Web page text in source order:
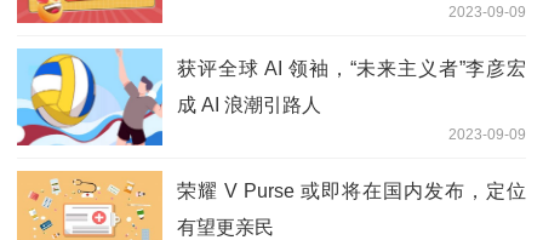
2023-09-09
获评全球 AI 领袖，“未来主义者”李彦宏
成 AI 浪潮引路人
2023-09-09
荣耀 V Purse 或即将在国内发布，定位
有望更亲民